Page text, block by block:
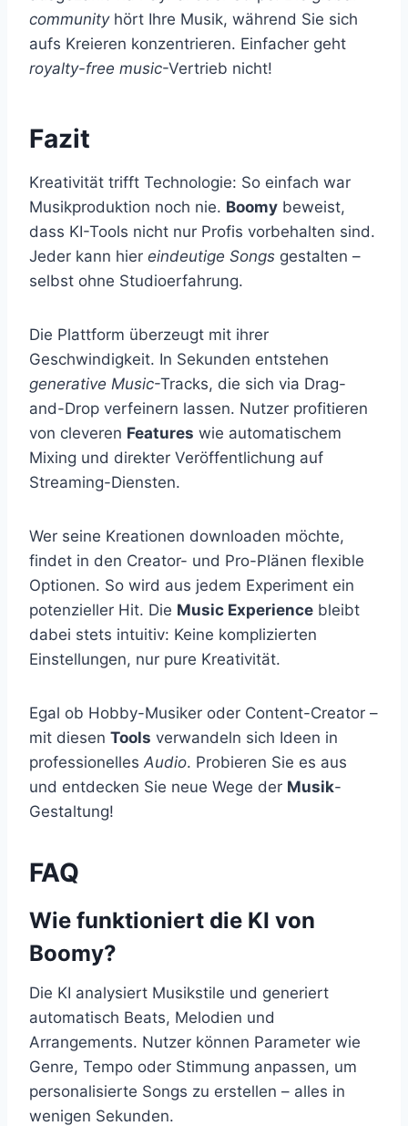
communityhört Ihre Musik, während Sie sich
aufs Kreieren konzentrieren. Einfacher geht
royalty-free music-Vertrieb nicht!
Fazit
Kreativität trifft Technologie: So einfach war
Musikproduktion noch nie. Boomy beweist,
dass KI-Tools nicht nur Profis vorbehalten sind.
Jeder kann hier eindeutige Songs gestalten –
selbst ohne Studioerfahrung.
Die Plattform überzeugt mit ihrer
Geschwindigkeit. In Sekunden entstehen
generative Music-Tracks, die sich via Drag-
and-Drop verfeinern lassen. Nutzer profitieren
von cleveren Features wie automatischem
Mixing und direkter Veröffentlichung auf
Streaming-Diensten.
Wer seine Kreationen downloaden möchte,
findet in den Creator- und Pro-Plänen flexible
Optionen. So wird aus jedem Experiment ein
potenzieller Hit. Die Music Experience bleibt
dabei stets intuitiv: Keine komplizierten
Einstellungen, nur pure Kreativität.
Egal ob Hobby-Musiker oder Content-Creator –
mit diesen Tools verwandeln sich Ideen in
professionelles Audio. Probieren Sie es aus
und entdecken Sie neue Wege der Musik-
Gestaltung!
FAQ
Wie funktioniert die KI von
Boomy?
Die KI analysiert Musikstile und generiert
automatisch Beats, Melodien und
Arrangements. Nutzer können Parameter wie
Genre, Tempo oder Stimmung anpassen, um
personalisierte Songs zu erstellen – alles in
wenigen Sekunden.